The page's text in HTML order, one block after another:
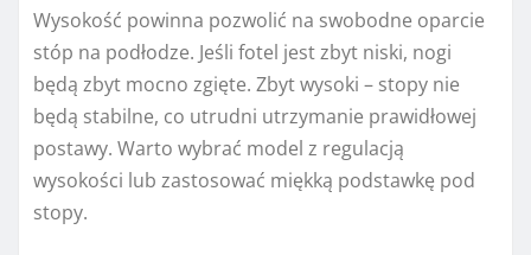
Wysokość powinna pozwolić na swobodne oparcie
stóp na podłodze. Jeśli fotel jest zbyt niski, nogi
będą zbyt mocno zgięte. Zbyt wysoki – stopy nie
będą stabilne, co utrudni utrzymanie prawidłowej
postawy. Warto wybrać model z regulacją
wysokości lub zastosować miękką podstawkę pod
stopy.